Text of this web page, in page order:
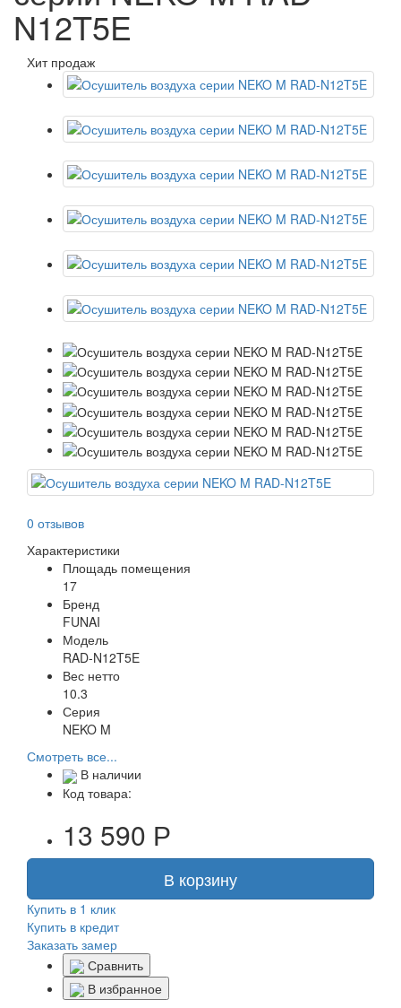
N12T5E
Хит продаж
0 отзывов
Характеристики
Площадь помещения
17
Бренд
FUNAI
Модель
RAD-N12T5E
Вес нетто
10.3
Серия
NEKO M
Смотреть все...
В наличии
Код товара:
13 590 Р
В корзину
Купить в 1 клик
Купить в кредит
Заказать замер
Сравнить
В избранное